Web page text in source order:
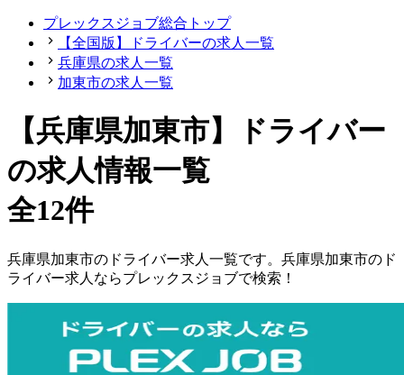
プレックスジョブ総合トップ
【全国版】ドライバーの求人一覧
兵庫県の求人一覧
加東市の求人一覧
【兵庫県加東市】ドライバー
の求人情報一覧
全12件
兵庫県加東市の ドライバー求人一覧です。 兵庫県加東市の ド
ライバー求人ならプレックスジョブで検索！